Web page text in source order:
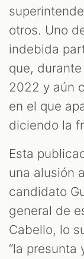
otros. Uno
indebida
que,
2022 y aún
en el que
diciendo la
Esta
una alusión
candidato
general de
Cabello, lo
“la presunta